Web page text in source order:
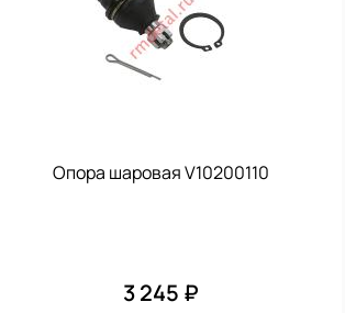
Опора шаровая V10200110
3 245 ₽